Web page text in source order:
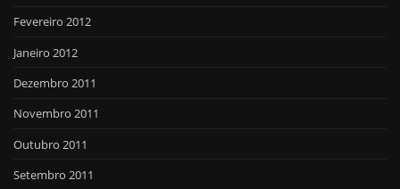
Fevereiro 2012
Janeiro 2012
Dezembro 2011
Novembro 2011
Outubro 2011
Setembro 2011